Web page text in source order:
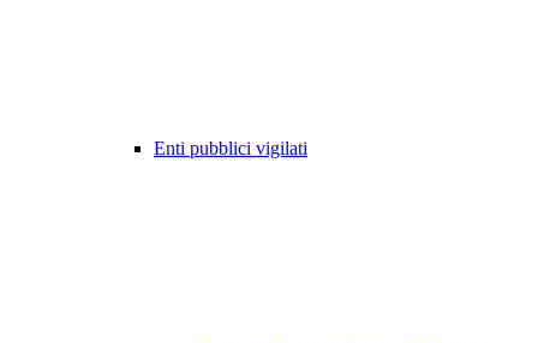
Enti pubblici vigilati